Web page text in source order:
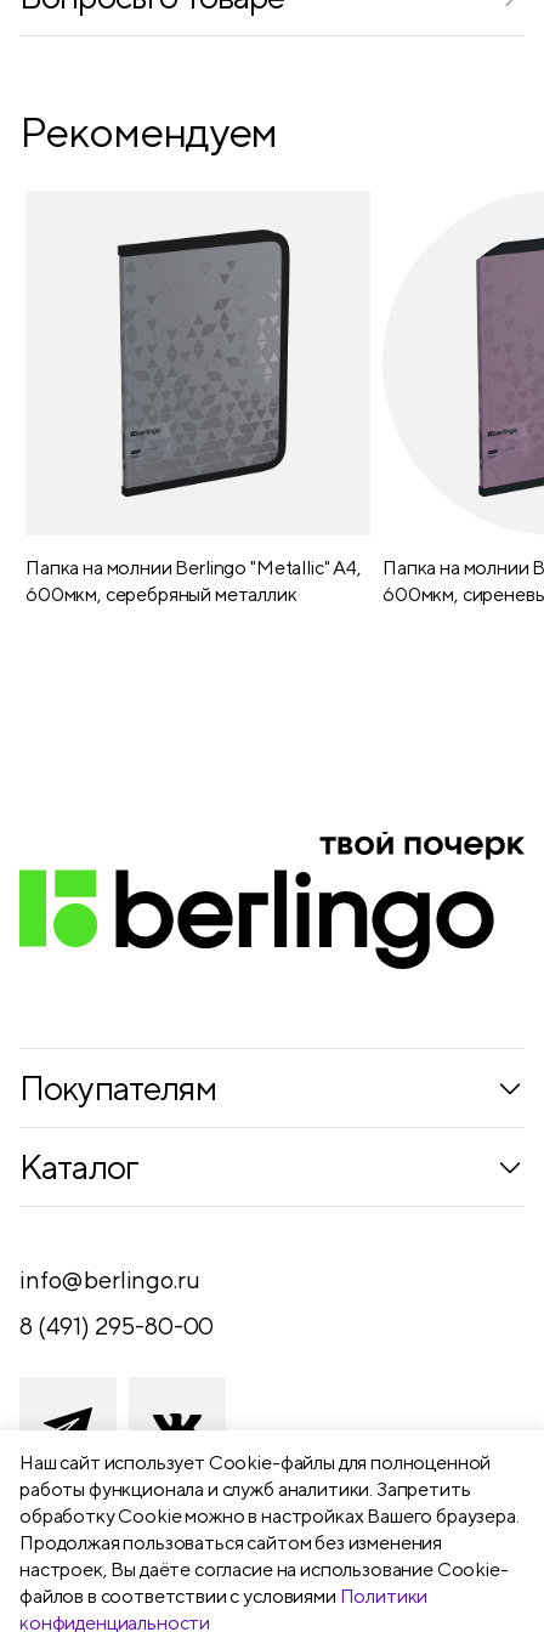
Наш сайт использует Сookie-файлы для полноценной
работы функционала и служб аналитики. Запретить
обработку Cookie можно в настройках Вашего браузера.
Продолжая пользоваться сайтом без изменения
настроек, Вы даёте согласие на использование Cookie-
файлов в соответствии с условиями Политики
конфиденциальности
Рекомендуем
Папка на молнии Berlingo "Metallic" А4,
600мкм, серебряный металлик
Папка на молнии
600мкм,
Покупателям
Контакты
Обратная связь
Каталог
Письменные принадлежности
Канцелярские принадлежности
Чертежные принадлежности
Хобби и творчество
Презентационное оборудование
Школьный текстиль
Бумажная продукция
info@berlingo.ru
8 (491) 295-80-00
391111 Рязанская обл., Рыбновский р-
н,
г. Рыбное, ул. Берёзовая, 13а